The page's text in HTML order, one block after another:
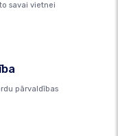
savai vietnei
pārvaldības